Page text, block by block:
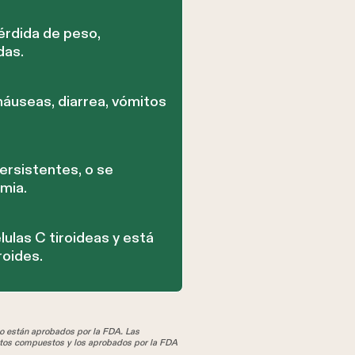
de peso,
diarrea, vómitos
o se
C tiroideas y está
están aprobados por la FDA. Las
compuestos y los aprobados por la FDA